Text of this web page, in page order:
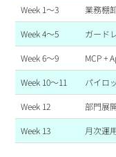
Week 1〜3 業務棚
Week 4〜5 ガード
Week 6〜9 MCP +
Week 10〜11 パイロ
Week 12 部門展
Week 13 月次運